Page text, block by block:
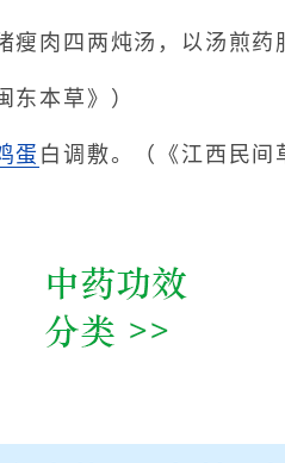
瘦肉四两炖汤，以汤煎药
本草》）
蛋 白调敷。（《江西民间